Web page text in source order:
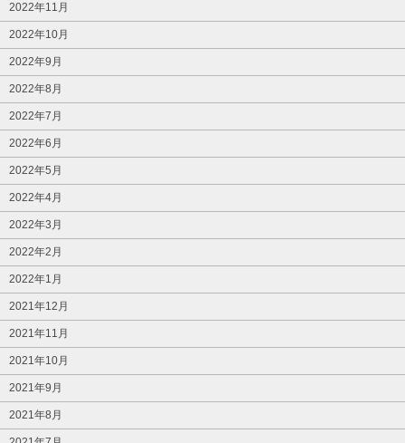
2022年11月
2022年10月
2022年9月
2022年8月
2022年7月
2022年6月
2022年5月
2022年4月
2022年3月
2022年2月
2022年1月
2021年12月
2021年11月
2021年10月
2021年9月
2021年8月